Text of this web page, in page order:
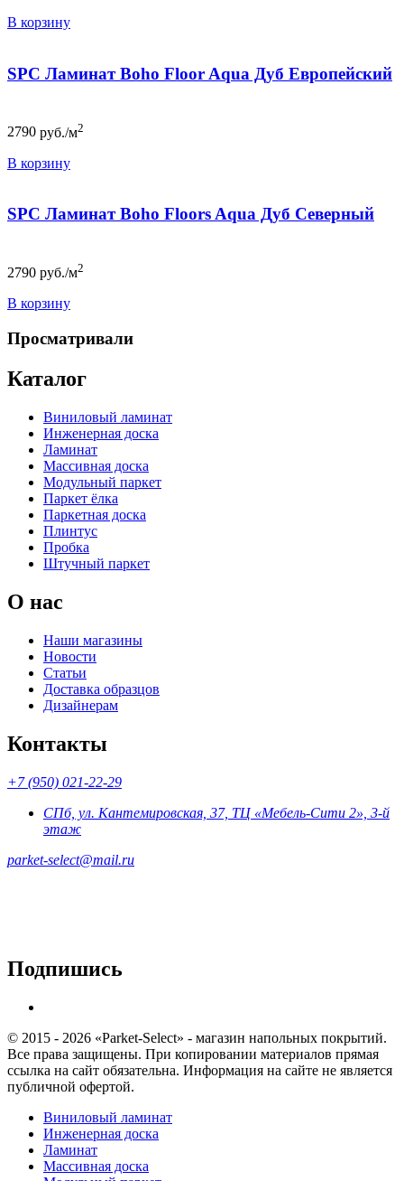
В корзину
SPC Ламинат Boho Floor Aqua Дуб Европейский
2790 руб./м2
В корзину
SPC Ламинат Boho Floors Aqua Дуб Северный
2790 руб./м2
В корзину
Просматривали
Каталог
Виниловый ламинат
Инженерная доска
Ламинат
Массивная доска
Модульный паркет
Паркет ёлка
Паркетная доска
Плинтус
Пробка
Штучный паркет
О нас
Наши магазины
Новости
Статьи
Доставка образцов
Дизайнерам
Контакты
+7 (950) 021-22-29
СПб, ул. Кантемировская, 37, ТЦ «Мебель-Сити 2», 3-й
этаж
parket-select@mail.ru
Подпишись
© 2015 - 2026 «Parket-Select» - магазин напольных покрытий.
Все права защищены. При копировании материалов прямая
ссылка на сайт обязательна. Информация на сайте не является
публичной офертой.
Виниловый ламинат
Инженерная доска
Ламинат
Массивная доска